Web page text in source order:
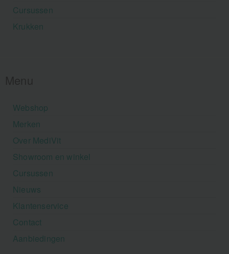
Cursussen
Krukken
Webshop
Merken
Over MediVit
Showroom en winkel
Cursussen
Nieuws
Klantenservice
Contact
Aanbiedingen